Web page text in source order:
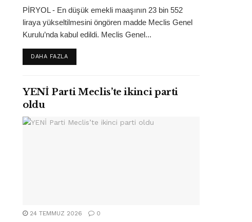
PİRYOL - En düşük emekli maaşının 23 bin 552
liraya yükseltilmesini öngören madde Meclis Genel
Kurulu’nda kabul edildi. Meclis Genel...
DAHA FAZLADETAILS
YENİ Parti Meclis’te ikinci parti
oldu
24 TEMMUZ 2026 0